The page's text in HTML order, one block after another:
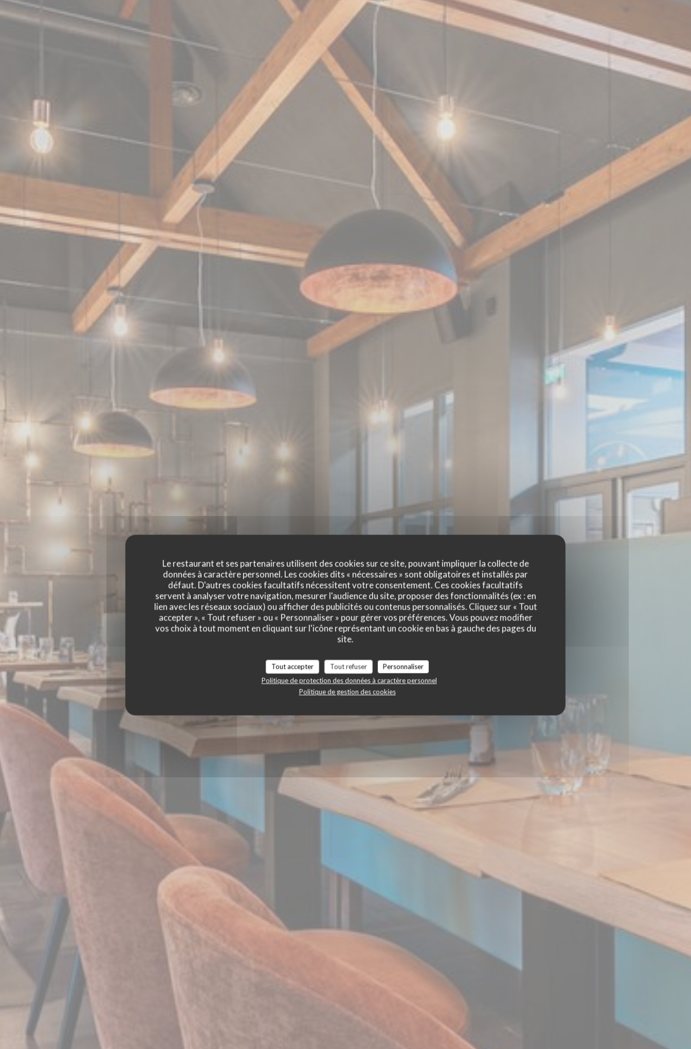
Le restaurant et ses partenaires utilisent des cookies sur ce site, pouvant impliquer la collecte de
données à caractère personnel. Les cookies dits « nécessaires » sont obligatoires et installés par
défaut. D'autres cookies facultatifs nécessitent votre consentement. Ces cookies facultatifs
servent à analyser votre navigation, mesurer l'audience du site, proposer des fonctionnalités (ex : en
lien avec les réseaux sociaux) ou afficher des publicités ou contenus personnalisés. Cliquez sur « Tout
accepter », « Tout refuser » ou « Personnaliser » pour gérer vos préférences. Vous pouvez modifier
vos choix à tout moment en cliquant sur l'icône représentant un cookie en bas à gauche des pages du
site.
Tout accepter Tout refuser
Personnaliser
Politique de protection des données à caractère personnel
Politique de gestion des cookies
BRASSERIE MICHEL DEBUS
BRASSERIE MICHEL DEBUS
FOUR CUISSON FEU DE BOIS
RÉSERVER